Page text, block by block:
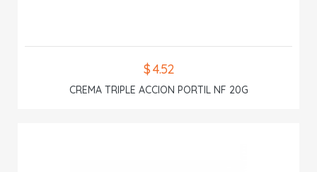
$ 4.52
CREMA TRIPLE ACCION PORTIL NF 20G